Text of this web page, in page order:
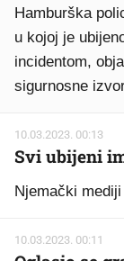
Hamburška
u kojoj je
incidentom,
sigurnosne
10.03.2023. 00:13
Svi ubijeni
Njemački
10.03.2023. 00:11